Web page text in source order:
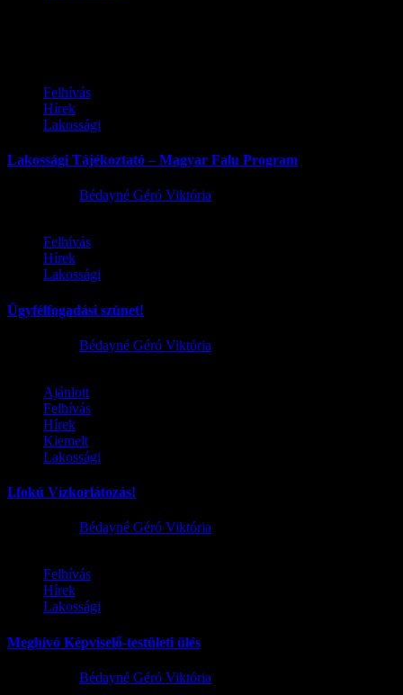
Felhívás
Hírek
Lakossági
Lakossági Tájékoztató – Magyar Falu Program
Bédayné Géró Viktória
Felhívás
Hírek
Lakossági
Ügyfélfogadási szünet!
Bédayné Géró Viktória
Ajánlott
Felhívás
Hírek
Kiemelt
Lakossági
I.fokú Vízkorlátozás!
Bédayné Géró Viktória
Felhívás
Hírek
Lakossági
Meghívó Képviselő-testületi ülés
Bédayné Géró Viktória